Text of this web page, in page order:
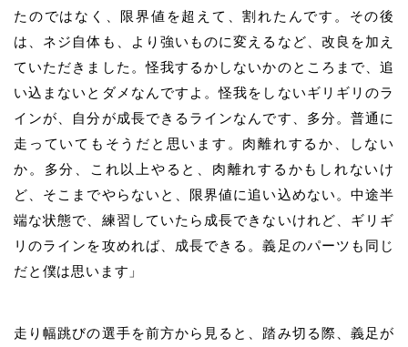
たのではなく、限界値を超えて、割れたんです。その後
は、ネジ自体も、より強いものに変えるなど、改良を加え
ていただきました。怪我するかしないかのところまで、追
い込まないとダメなんですよ。怪我をしないギリギリのラ
インが、自分が成長できるラインなんです、多分。普通に
走っていてもそうだと思います。肉離れするか、しない
か。多分、これ以上やると、肉離れするかもしれないけ
ど、そこまでやらないと、限界値に追い込めない。中途半
端な状態で、練習していたら成長できないけれど、ギリギ
リのラインを攻めれば、成長できる。義足のパーツも同じ
だと僕は思います」
走り幅跳びの選手を前方から見ると、踏み切る際、義足が